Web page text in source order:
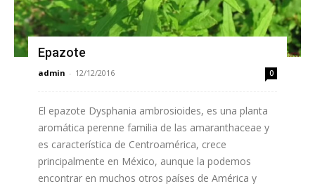
Epazote
admin - 12/12/2016 0
El epazote Dysphania ambrosioides, es una planta
aromática perenne familia de las amaranthaceae y
es característica de Centroamérica, crece
principalmente en México, aunque la podemos
encontrar en muchos otros países de América y